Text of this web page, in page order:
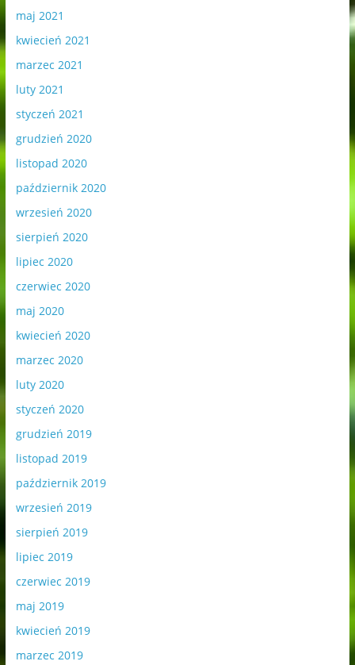
maj 2021
kwiecień 2021
marzec 2021
luty 2021
styczeń 2021
grudzień 2020
listopad 2020
październik 2020
wrzesień 2020
sierpień 2020
lipiec 2020
czerwiec 2020
maj 2020
kwiecień 2020
marzec 2020
luty 2020
styczeń 2020
grudzień 2019
listopad 2019
październik 2019
wrzesień 2019
sierpień 2019
lipiec 2019
czerwiec 2019
maj 2019
kwiecień 2019
marzec 2019